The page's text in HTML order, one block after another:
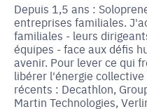
Depuis 1,5 ans :
entreprises familiales.
familiales - leurs
équipes - face aux défis
avenir. Pour lever ce qui
libérer l'énergie
récents : Decathlon,
Martin Technologies,